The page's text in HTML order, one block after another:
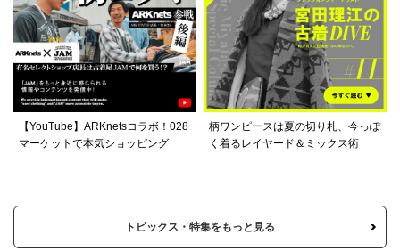
【YouTube】ARKnetsコラボ！028
マーケットで本気ショッピング
柄ワンピースは夏の切り札、今っぽ
く着るレイヤード＆ミックス術
トピックス・特集をもっと見る